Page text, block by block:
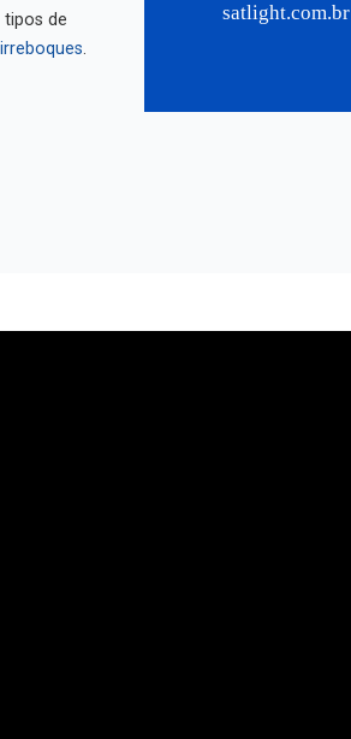
de
satlight.com.br